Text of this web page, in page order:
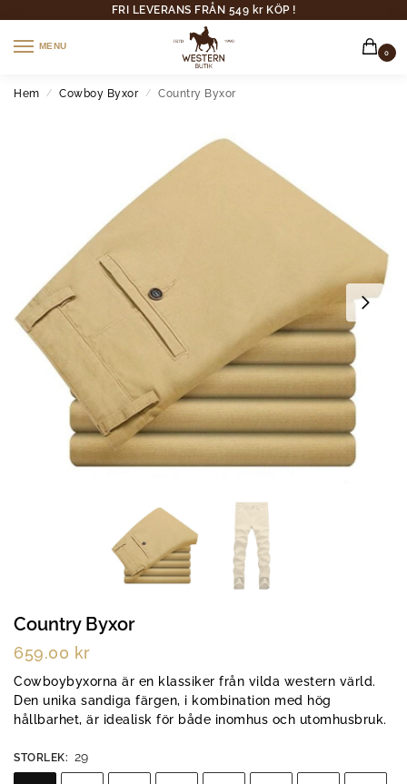
FRI LEVERANS FRÅN 549 kr KÖP !
MENU
0
Hem / Cowboy Byxor / Country Byxor
Country Byxor
659.00 kr
Cowboybyxorna är en klassiker från vilda western värld.
Den unika sandiga färgen, i kombination med hög
hållbarhet, är idealisk för både inomhus och utomhusbruk.
STORLEK: 29